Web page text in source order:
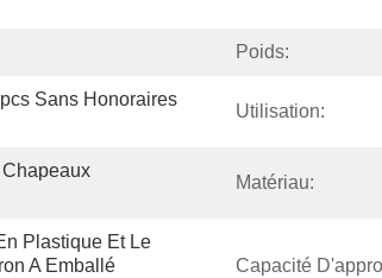
Poids:
Sans Honoraires
Utilisation:
Matériau:
Plastique Et Le
A Emballé
Capacité